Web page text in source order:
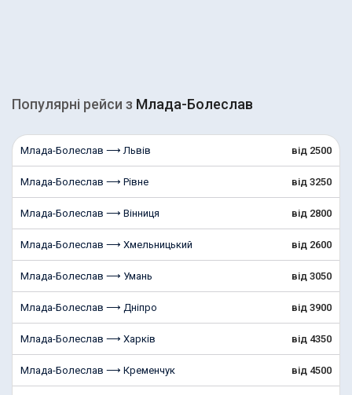
Популярні рейcи з Млада-Болеслав
Млада-Болеслав ⟶ Львів від 2500
Млада-Болеслав ⟶ Рівне від 3250
Млада-Болеслав ⟶ Вінниця від 2800
Млада-Болеслав ⟶ Хмельницький від 2600
Млада-Болеслав ⟶ Умань від 3050
Млада-Болеслав ⟶ Дніпро від 3900
Млада-Болеслав ⟶ Харків від 4350
Млада-Болеслав ⟶ Кременчук від 4500